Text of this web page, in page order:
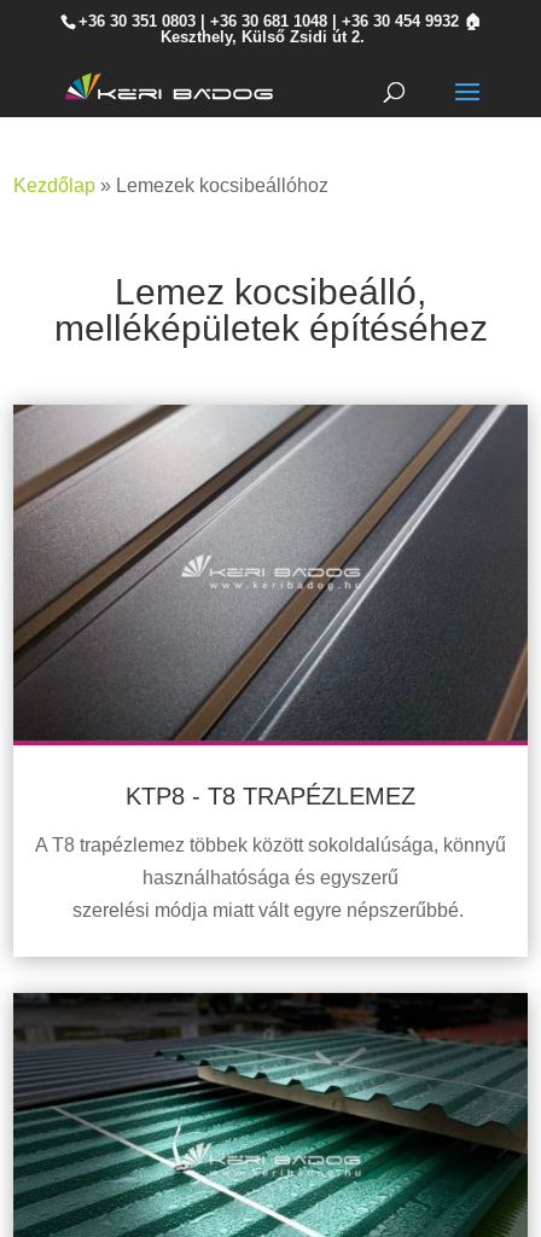
+36 30 351 0803| +36 30 681 1048| +36 30 454 9932🏠
Keszthely, Külső Zsidi út 2.
Kezdőlap » Lemezek kocsibeállóhoz
Lemez kocsibeálló,
melléképületek építéséhez
KTP8 - T8 TRAPÉZLEMEZ
A T8 trapézlemez többek között sokoldalúsága, könnyű
használhatósága és egyszerű
szerelési módja miatt vált egyre népszerűbbé.